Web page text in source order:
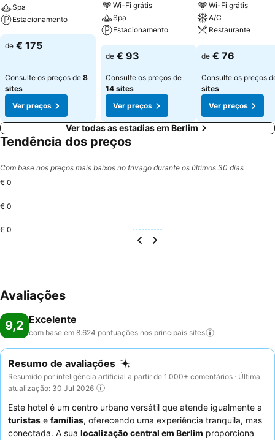
Spa
Estacionamento
de € 175
Consulte os preços de 8
sites
Ver preços
Wi-Fi grátis
Spa
Estacionamento
de € 93
Consulte os preços de
14 sites
Ver preços
Wi-Fi grátis
A/C
Restaurante
de € 76
Consulte os preços
sites
Ver preços
Ver todas as estadias em Berlim
Tendência dos preços
Com base nos preços mais baixos no trivago durante os últimos 30 dias
€ 0
€ 0
€ 0
Avaliações
9,2 Excelente
com base em 8.624 pontuações nos principais sites
Resumo de avaliações
Resumido por inteligência artificial a partir de 1.000+ comentários · Última
atualização: 30 Jul 2026
Este hotel é um centro urbano versátil que atende igualmente a
turistas e famílias, oferecendo uma experiência tranquila, mas
conectada. A sua localização central em Berlim proporciona